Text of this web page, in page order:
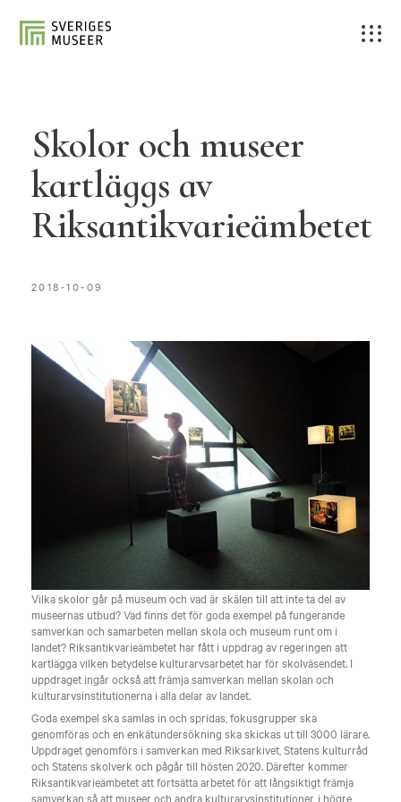
Skolor och museer
kartläggs av
Riksantikvarieämbetet
2018-10-09
Vilka skolor går på museum och vad är skälen till att inte ta del av
museernas utbud? Vad finns det för goda exempel på fungerande
samverkan och samarbeten mellan skola och museum runt om i
landet? Riksantikvarieämbetet har fått i uppdrag av regeringen att
kartlägga vilken betydelse kulturarvsarbetet har för skolväsendet. I
uppdraget ingår också att främja samverkan mellan skolan och
kulturarvsinstitutionerna i alla delar av landet.
Goda exempel ska samlas in och spridas, fokusgrupper ska
genomföras och en enkätundersökning ska skickas ut till 3000 lärare.
Uppdraget genomförs i samverkan med Riksarkivet, Statens kulturråd
och Statens skolverk och pågår till hösten 2020. Därefter kommer
Riksantikvarieämbetet att fortsätta arbetet för att långsiktigt främja
samverkan så att museer och andra kulturarvsinstitutioner, i högre